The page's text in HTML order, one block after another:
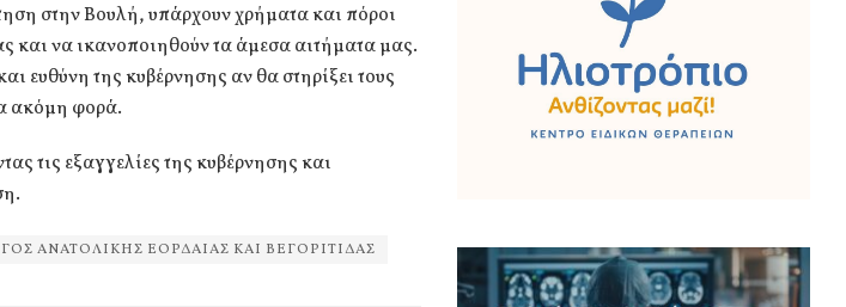
στην Βουλή, υπάρχουν χρήματα και πόροι
και να ικανοποιηθούν τα άμεσα αιτήματα μας.
ευθύνη της κυβέρνησης αν θα στηρίξει τους
ακόμη φορά.
τις εξαγγελίες της κυβέρνησης και
ΑΝΑΤΟΛΙΚΗΣ ΕΟΡΔΑΙΑΣ ΚΑΙ ΒΕΓΟΡΙΤΙΔΑΣ